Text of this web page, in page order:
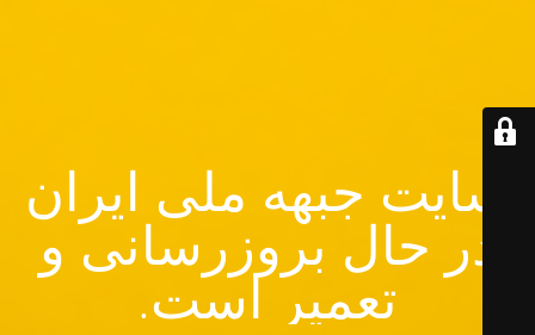
سایت جبهه ملی ایران
در حال بروزرسانی و
تعمیر است.